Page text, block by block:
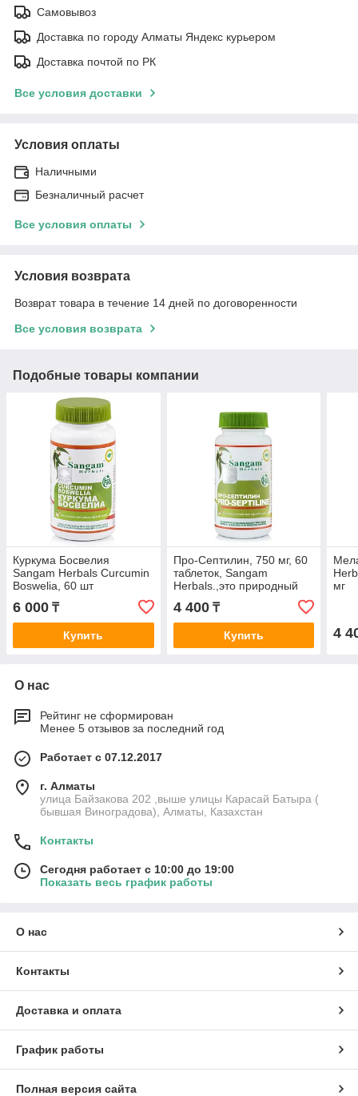
Самовывоз
Доставка по городу Алматы Яндекс курьером
Доставка почтой по РК
Все условия доставки
Условия оплаты
Наличными
Безналичный расчет
Все условия оплаты
Условия возврата
Возврат товара в течение 14 дней по договоренности
Все условия возврата
Подобные товары компании
Куркума Босвелия
Sangam Herbals Curcumin
Boswelia, 60 шт
6 000 ₸
Купить
Про-Септилин, 750 мг, 60
таблеток, Sangam
Herbals.,это природный
иммуномодулятор,
выводит токсины
4 400₸
Купить
мг
4
О нас
Рейтинг не сформирован
Менее 5 отзывов за последний год
Работает с 07.12.2017
г. Алматы
улица Байзакова 202 ,выше улицы Карасай Батыра (
бывшая Виноградова), Алматы, Казахстан
Контакты
Сегодня работает с 10:00 до 19:00
Показать весь график работы
О нас
Контакты
Доставка и оплата
График работы
Полная версия сайта